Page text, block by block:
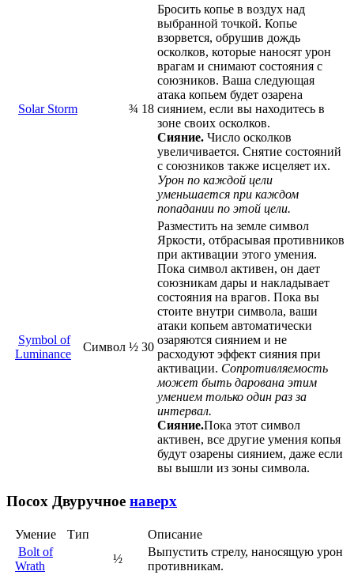
Solar Storm ¾ 18
Бросить копье в воздух над
выбранной точкой. Копье
взорвется, обрушив дождь
осколков, которые наносят урон
врагам и снимают состояния с
союзников. Ваша следующая
атака копьем будет озарена
сиянием, если вы находитесь в
зоне своих осколков.
Сияние. Число осколков
увеличивается. Снятие состояний
с союзников также исцеляет их.
Урон по каждой цели
уменьшается при каждом
попадании по этой цели.
Symbol of
Luminance
Символ ½ 30
Разместить на земле символ
Яркости, отбрасывая противников
при активации этого умения.
Пока символ активен, он дает
союзникам дары и накладывает
состояния на врагов. Пока вы
стоите внутри символа, ваши
атаки копьем автоматически
озаряются сиянием и не
расходуют эффект сияния при
активации. Сопротивляемость
может быть дарована этим
умением только один раз за
интервал.
Сияние.Пока этот символ
активен, все другие умения копья
будут озарены сиянием, даже если
вы вышли из зоны символа.
Посох Двуручное наверх
Умение Тип
Описание
Bolt of
Wrath
½
Выпустить стрелу, наносящую урон
противникам.